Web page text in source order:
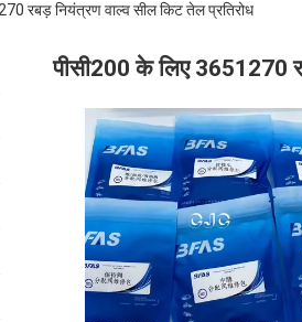
रबड़ नियंत्रण वाल्व सील किट तेल प्रतिरोध
पीसी200 के लिए 3651270